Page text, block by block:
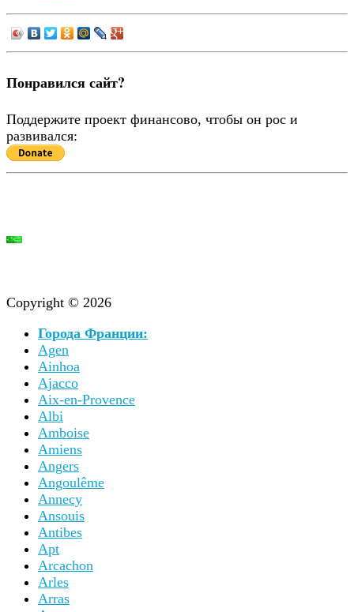
Понравился сайт?
Поддержите проект финансово, чтобы он рос и
развивался:
Copyright © 2026
Города Франции:
Agen
Ainhoa
Ajacco
Aix-en-Provence
Albi
Amboise
Amiens
Angers
Angoulême
Annecy
Ansouis
Antibes
Apt
Arcachon
Arles
Arras